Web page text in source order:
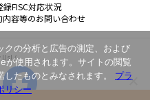
録FISC対応状況
容等のお問い合わせ
Us! /
クの分析と広告の測定、および
が使用されます。サイトの閲覧
たものとみなされます。 プラ
リシー